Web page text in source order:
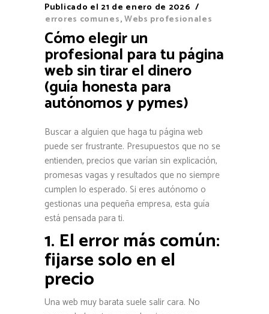
Publicado el 21 de enero de 2026
errores comunes,Webs profesionales
Cómo elegir un
profesional para tu página
web sin tirar el dinero
(guía honesta para
autónomos y pymes)
Buscar a alguien que haga tu página web
puede ser frustrante. Presupuestos que no se
entienden, precios que varían sin explicación,
promesas vagas y resultados que no siempre
cumplen lo esperado. Si eres autónomo o
gestionas una pequeña empresa, esta guía
está pensada para ti.
1. El error más común:
fijarse solo en el
precio
Una web muy barata suele salir cara. No